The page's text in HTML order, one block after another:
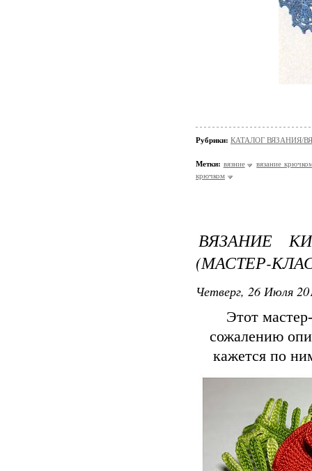
Рубрики: КАТАЛОГ ВЯЗАНИЯ/
Метки: вязние
вязание
крючком
ВЯЗАНИЕ
(МАСТЕР-
Четверг, 26 Июля
Этот
сожалению
кажется по